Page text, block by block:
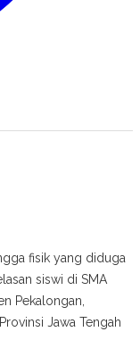
fisik yang diduga
siswi di SMA
Pekalongan,
Jawa Tengah